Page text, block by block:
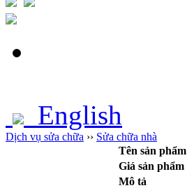
English
Dịch vụ sửa chữa ›› Sửa chữa nhà
Tên sản phẩm
Giá sản phẩm
Mô tả